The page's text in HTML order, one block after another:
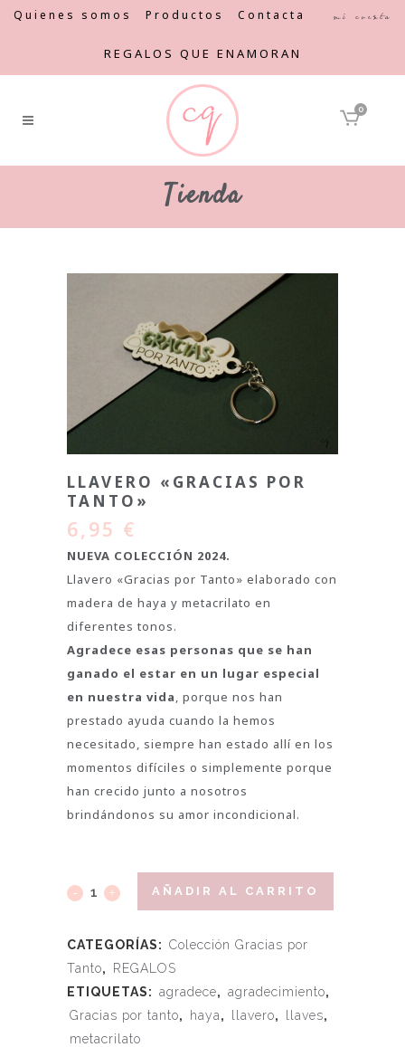
Quienes somos Productos Contacta Mi cuenta
REGALOS QUE ENAMORAN
0
Tienda
LLAVERO «GRACIAS POR
TANTO»
6,95 €
NUEVA COLECCIÓN 2024.
Llavero «Gracias por Tanto» elaborado con
madera de haya y metacrilato en
diferentes tonos.
Agradece esas personas que se han
ganado el estar en un lugar especial
en nuestra vida, porque nos han
prestado ayuda cuando la hemos
necesitado, siempre han estado allí en los
momentos difíciles o simplemente porque
han crecido junto a nosotros
brindándonos su amor incondicional.
AÑADIR AL CARRITO
CATEGORÍAS: Colección Gracias por
Tanto,
REGALOS
ETIQUETAS: agradece, agradecimiento,
Gracias por tanto, haya, llavero, llaves,
metacrilato